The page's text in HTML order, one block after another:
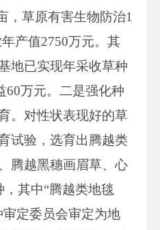
，草原有害生物防治1
产值2750万元。其
地已实现年采收草种
60万元。二是强化种
。对性状表现好的草
试验，选育出腾越类
腾越黑穗画眉草、心
其中“腾越类地毯
定委员会审定为地